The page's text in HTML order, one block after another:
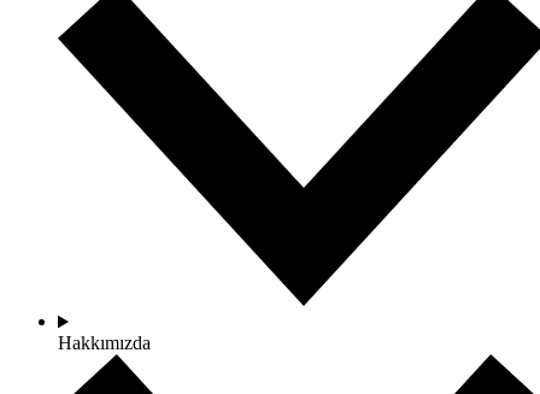
Hakkımızda